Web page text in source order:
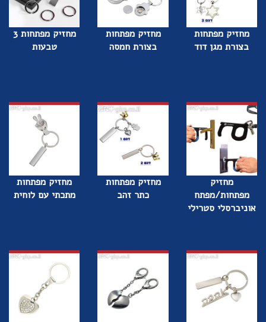
מחזיק מפתחות
בצורת מגן דוד
מחזיק מפתחות
בצורת חמסה
מחזיק מפתחות 3
טבעות
מחזיק
מפתחות/מפתח
אוניברסלי סטרילי
מחזיק מפתחות
כתר זהב
מחזיק מפתחות
מתכתי עם לוחית